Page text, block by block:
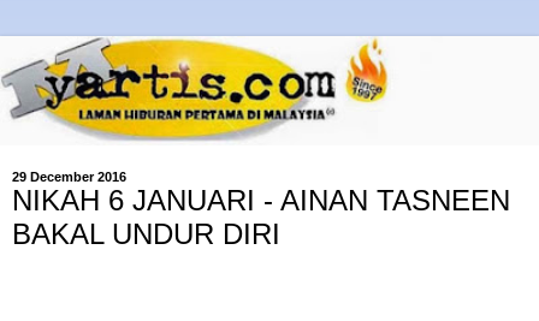
29 December 2016
NIKAH 6 JANUARI - AINAN TASNEEN
BAKAL UNDUR DIRI